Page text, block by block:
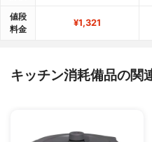
値段
料金
¥1,321
キッチン消耗備品の関